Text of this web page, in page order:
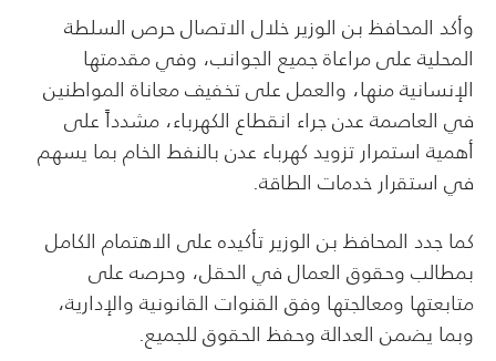
وأكد المحافظ بن الوزير خلال الاتصال حرص السلطة
المحلية على مراعاة جميع الجوانب، وفي مقدمتها
الإنسانية منها، والعمل على تخفيف معاناة المواطنين
في العاصمة عدن جراء انقطاع الكهرباء، مشدداً على
أهمية استمرار تزويد كهرباء عدن بالنفط الخام بما يسهم
في استقرار خدمات الطاقة.
كما جدد المحافظ بن الوزير تأكيده على الاهتمام الكامل
بمطالب وحقوق العمال في الحقل، وحرصه على
متابعتها ومعالجتها وفق القنوات القانونية والإدارية،
وبما يضمن العدالة وحفظ الحقوق للجميع.